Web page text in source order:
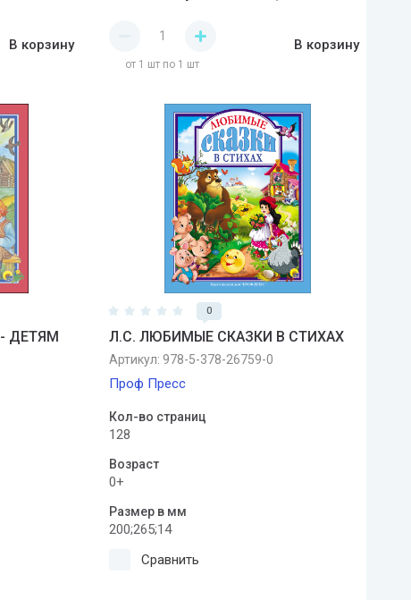
В корзину
от 1 шт по 1 шт
В корзину
ДЕТЯМ
0
Л.С. ЛЮБИМЫЕ СКАЗКИ В СТИХАХ
Артикул: 978-5-378-26759-0
Проф Пресс
Кол-во страниц
128
Возраст
0+
Размер в мм
200;265;14
Сравнить